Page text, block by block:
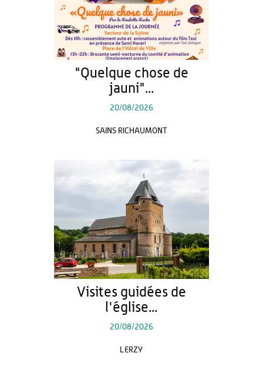
"Quelque chose de
jauni"...
20/08/2026
SAINS RICHAUMONT
Visites guidées de
l'église...
20/08/2026
LERZY